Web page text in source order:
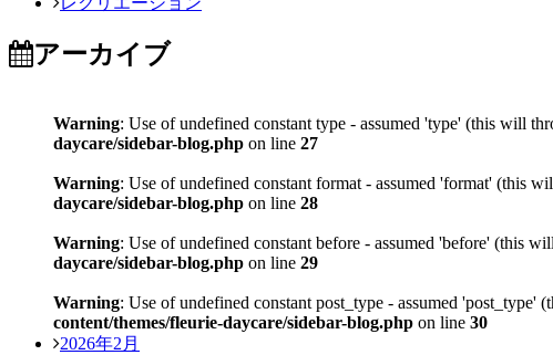
アーカイブ
Warning: Use of undefined constant type - assumed 'type' (this will
daycare/sidebar-blog.php on line 27
Warning: Use of undefined constant format - assumed 'format' (this
daycare/sidebar-blog.php on line 28
Warning: Use of undefined constant before - assumed 'before' (this
daycare/sidebar-blog.php on line 29
Warning: Use of undefined constant post_type - assumed
content/themes/fleurie-daycare/sidebar-blog.php on line 30
2026年2月